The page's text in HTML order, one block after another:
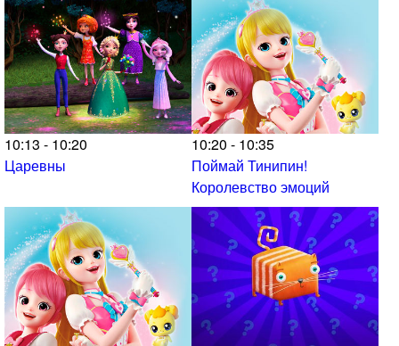
10:13 - 10:20
Царевны
10:20 - 10:35
Поймай Тинипин!
Королевство эмоций